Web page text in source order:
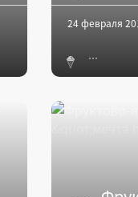
24 февраля